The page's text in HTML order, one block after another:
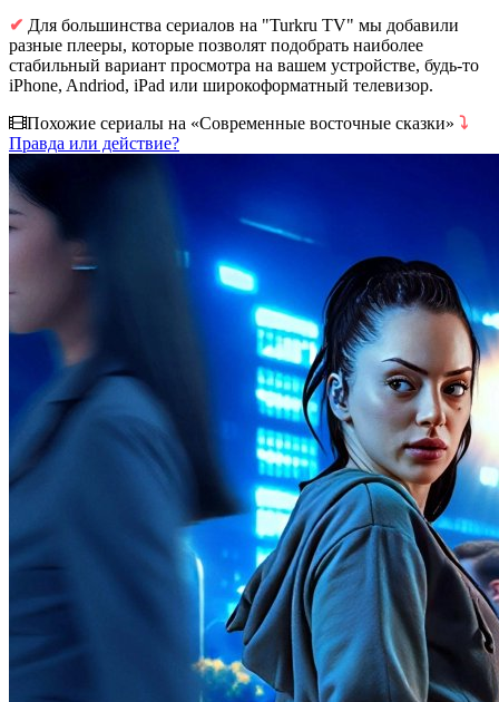
✔ Для большинства сериалов на "Turkru TV" мы добавили
разные плееры, которые позволят подобрать наиболее
стабильный вариант просмотра на вашем устройстве, будь-то
iPhone, Andriod, iPad или широкоформатный телевизор.
Похожие сериалы на «Современные восточные сказки» ⤵
Правда или действие?